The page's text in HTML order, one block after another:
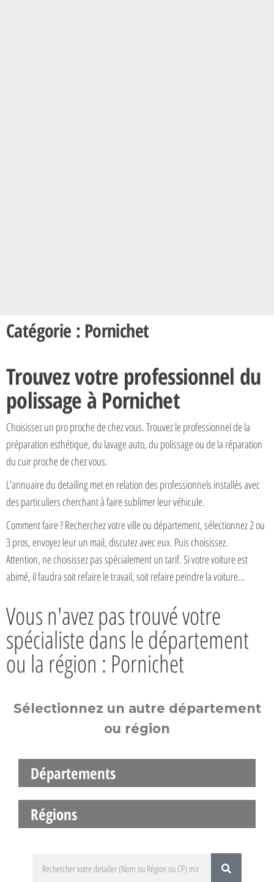
Catégorie : Pornichet
Trouvez votre professionnel du
polissage à Pornichet
Choisissez un pro proche de chez vous. Trouvez le professionnel de la
préparation esthétique, du lavage auto, du polissage ou de la réparation
du cuir proche de chez vous.
L’annuaire du detailing met en relation des professionnels installés avec
des particuliers cherchant à faire sublimer leur véhicule.
Comment faire ? Recherchez votre ville ou département, sélectionnez 2 ou
3 pros, envoyez leur un mail, discutez avec eux. Puis choisissez.
Attention, ne choisissez pas spécialement un tarif. Si votre voiture est
abimé, il faudra soit refaire le travail, soit refaire peindre la voiture…
Vous n'avez pas trouvé votre
spécialiste dans le département
ou la région : Pornichet
Sélectionnez un autre département
ou région
Départements
Régions